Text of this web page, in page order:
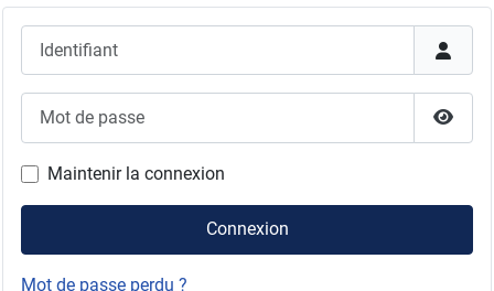
Maintenir la connexion
Connexion
Mot de passe perdu ?